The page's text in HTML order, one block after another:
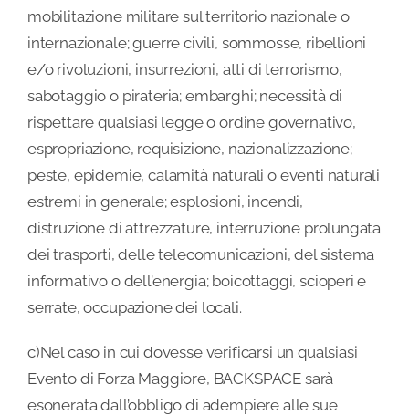
mobilitazione militare sul territorio nazionale o
internazionale; guerre civili, sommosse, ribellioni
e/o rivoluzioni, insurrezioni, atti di terrorismo,
sabotaggio o pirateria; embarghi; necessità di
rispettare qualsiasi legge o ordine governativo,
espropriazione, requisizione, nazionalizzazione;
peste, epidemie, calamità naturali o eventi naturali
estremi in generale; esplosioni, incendi,
distruzione di attrezzature, interruzione prolungata
dei trasporti, delle telecomunicazioni, del sistema
informativo o dell’energia; boicottaggi, scioperi e
serrate, occupazione dei locali.
c)Nel caso in cui dovesse verificarsi un qualsiasi
Evento di Forza Maggiore, BACKSPACE sarà
esonerata dall’obbligo di adempiere alle sue